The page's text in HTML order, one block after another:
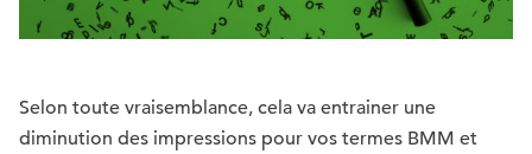
Selon toute vraisemblance, cela va entrainer une
diminution des impressions pour vos termes BMM et